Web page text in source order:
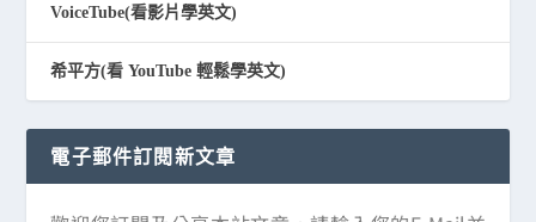
VoiceTube(看影片學英文)
希平方(看 YouTube 輕鬆學英文)
電子郵件訂閱新文章